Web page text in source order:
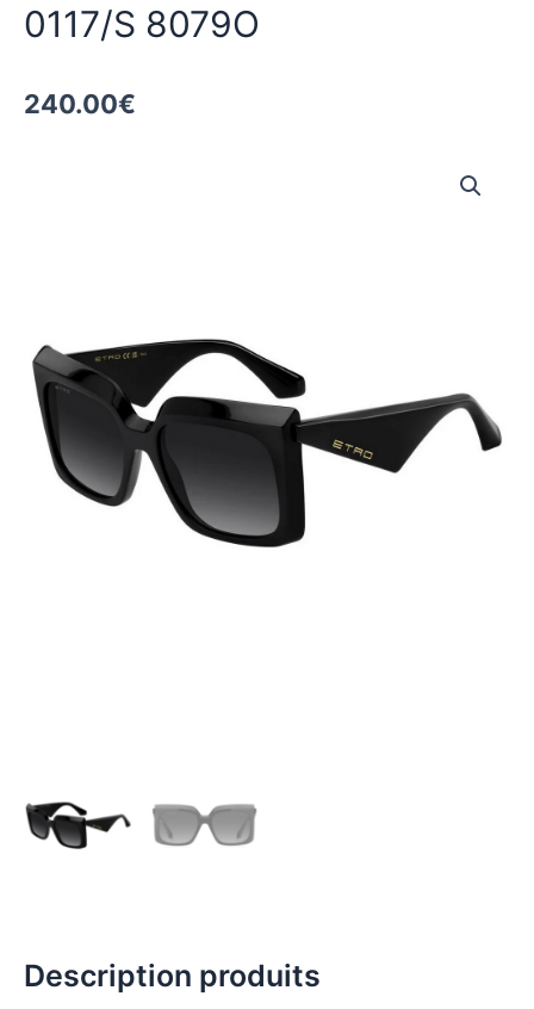
0117/S 8079O
240.00€
Description produits